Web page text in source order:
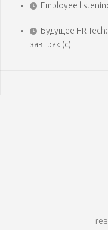
Employee
Будущее HR-
завтрак (с)